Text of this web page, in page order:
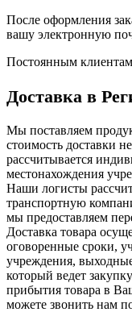
После оформления
вашу электронную
Постоянным
Доставка в
Мы поставляем
стоимость доставки
рассчитывается
местонахождения
Наши логисты
транспортную
мы предоставляем
Доставка товара
оговоренные сроки,
учреждения,
который ведет
прибытия товара в
можете звонить нам